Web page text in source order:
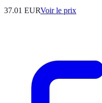
37.01 EURVoir le prix